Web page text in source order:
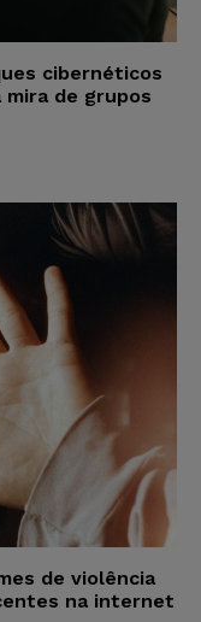
cibernéticos
mira de grupos
de violência
na internet